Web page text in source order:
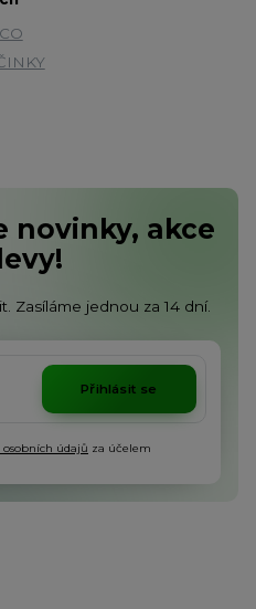
novinky, akce
Zasíláme jednou za 14 dní.
Přihlásit se
údajů za účelem